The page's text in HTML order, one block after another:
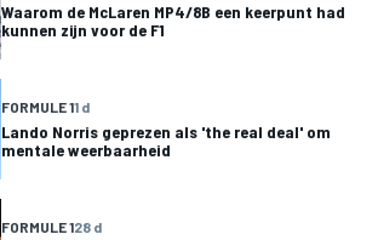
Waarom de McLaren MP4/8B een keerpunt had
kunnen zijn voor de F1
FORMULE 11 d
Lando Norris geprezen als 'the real deal' om
mentale weerbaarheid
FORMULE 128 d